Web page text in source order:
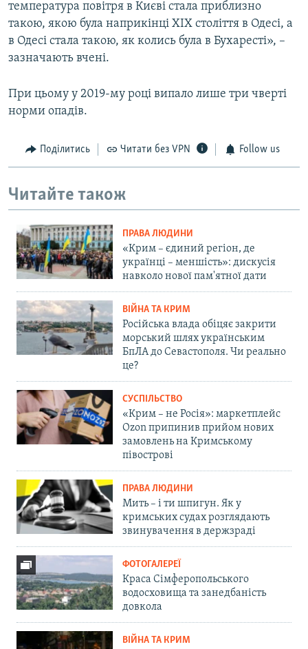
температура повітря в Києві стала приблизно
такою, якою була наприкінці XIX століття в Одесі, а
в Одесі стала такою, як колись була в Бухаресті», –
зазначають вчені.
При цьому у 2019-му році випало лише три чверті
норми опадів.
Поділитись Читати без VPN Follow us
Читайте також
ПРАВА ЛЮДИНИ
«Крим – єдиний регіон, де
українці – меншість»: дискусія
навколо нової пам'ятної дати
ВІЙНА ТА КРИМ
Російська влада обіцяє закрити
морський шлях українським
БпЛА до Севастополя. Чи реально
це?
СУСПІЛЬСТВО
«Крим – не Росія»: маркетплейс
Ozon припинив прийом нових
замовлень на Кримському
півострові
ПРАВА ЛЮДИНИ
Мить – і ти шпигун. Як у
кримських судах розглядають
звинувачення в держзраді
ФОТОГАЛЕРЕЇ
Краса Сімферопольського
водосховища та занедбаність
довкола
ВІЙНА ТА КРИМ